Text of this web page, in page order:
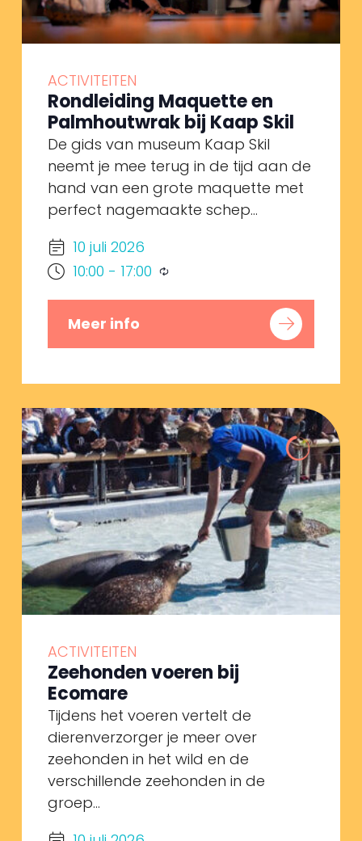
ACTIVITEITEN
Rondleiding Maquette en
Palmhoutwrak bij Kaap Skil
De gids van museum Kaap Skil
neemt je mee terug in de tijd aan de
hand van een grote maquette met
perfect nagemaakte schep...
10 juli 2026
10:00 - 17:00
Meer info
ACTIVITEITEN
Zeehonden voeren bij
Ecomare
Tijdens het voeren vertelt de
dierenverzorger je meer over
zeehonden in het wild en de
verschillende zeehonden in de
groep...